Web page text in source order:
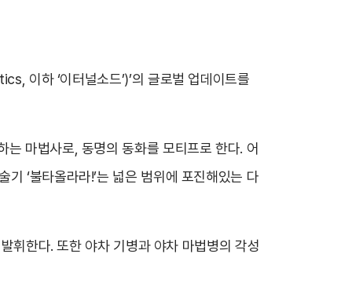
이하 ‘이터널소드’)’의 글로벌 업데이트를
는 마법사로, 동명의 동화를 모티프로 한다. 어
‘불타올라라!’는 넓은 범위에 포진해있는 다
휘한다. 또한 야차 기병과 야차 마법병의 각성